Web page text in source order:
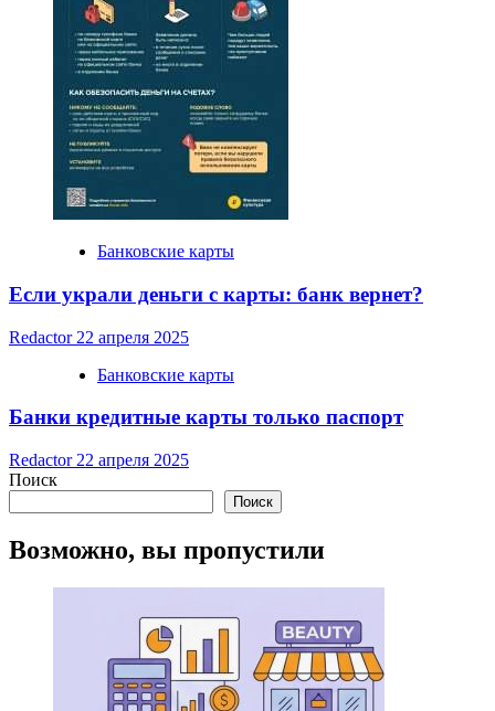
Банковские карты
Если украли деньги с карты: банк вернет?
Redactor 22 апреля 2025
Банковские карты
Банки кредитные карты только паспорт
Redactor 22 апреля 2025
Поиск
Поиск
Возможно, вы пропустили